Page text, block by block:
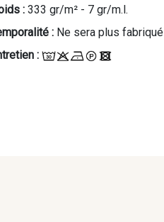
: 333 gr/m² - 7 gr/m.l.
: Ne sera plus fabriqué
: